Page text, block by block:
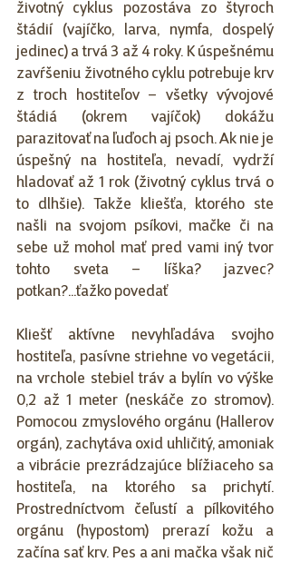
životný cyklus pozostáva zo štyroch
štádií (vajíčko, larva, nymfa, dospelý
jedinec) a trvá 3 až 4 roky. K úspešnému
zavŕšeniu životného cyklu potrebuje krv
z troch hostiteľov – všetky vývojové
štádiá (okrem vajíčok) dokážu
parazitovať na ľuďoch aj psoch. Ak nie je
úspešný na hostiteľa, nevadí, vydrží
hladovať až 1 rok (životný cyklus trvá o
to dlhšie). Takže kliešťa, ktorého ste
našli na svojom psíkovi, mačke či na
sebe už mohol mať pred vami iný tvor
tohto sveta – líška? jazvec?
potkan?...ťažko povedať
Kliešť aktívne nevyhľadáva svojho
hostiteľa, pasívne striehne vo vegetácii,
na vrchole stebiel tráv a bylín vo výške
0,2 až 1 meter (neskáče zo stromov).
Pomocou zmyslového orgánu (Hallerov
orgán), zachytáva oxid uhličitý, amoniak
a vibrácie prezrádzajúce blížiaceho sa
hostiteľa, na ktorého sa prichytí.
Prostredníctvom čeľustí a pílkovitého
orgánu (hypostom) prerazí kožu a
začína sať krv. Pes a ani mačka však nič